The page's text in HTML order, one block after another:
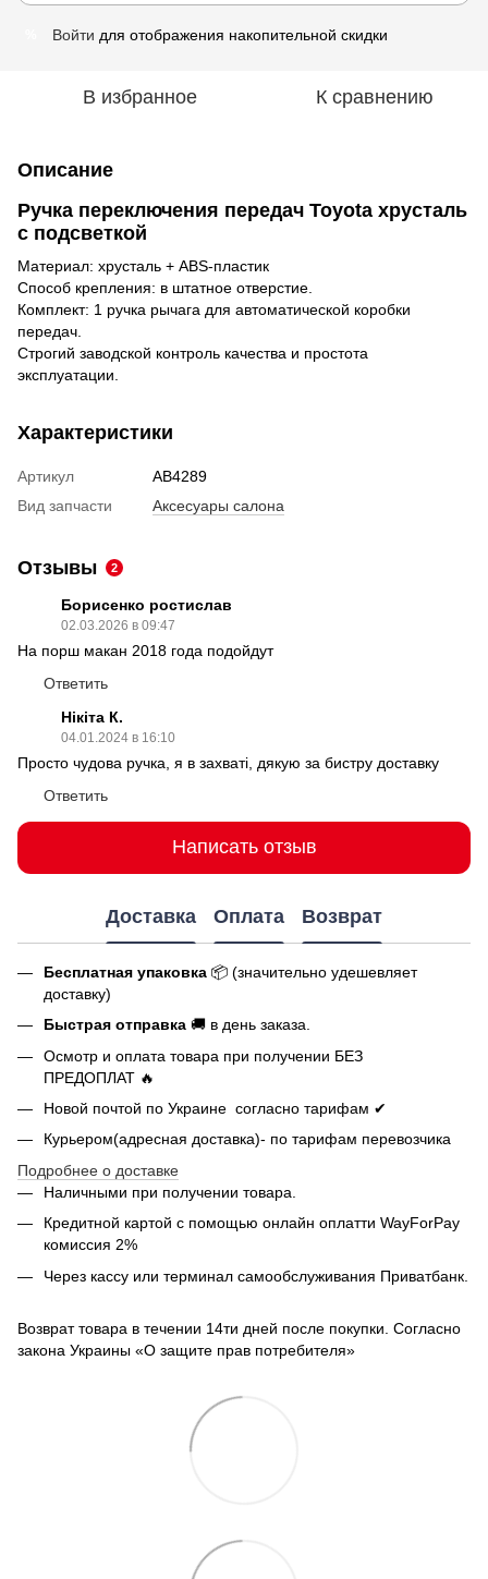
Войти для отображения накопительной скидки
В избранное К сравнению
Описание
Ручка переключения передач Toyota хрусталь
с подсветкой
Материал: хрусталь + ABS-пластик
Способ крепления: в штатное отверстие.
Комплект: 1 ручка рычага для автоматической коробки
передач.
Строгий заводской контроль качества и простота
эксплуатации.
Характеристики
Артикул
AB4289
Вид запчасти
Аксесуары салона
Отзывы 2
Борисенко ростислав
02.03.2026 в 09:47
На порш макан 2018 года подойдут
Ответить
Нікіта К.
04.01.2024 в 16:10
Просто чудова ручка, я в захваті, дякую за бистру доставку
Ответить
Написать отзыв
Доставка Оплата Возврат
Бесплатная упаковка 📦 (значительно удешевляет
доставку)
Быстрая отправка 🚚 в день заказа.
Осмотр и оплата товара при получении БЕЗ
ПРЕДОПЛАТ 🔥
Новой почтой по Украине согласно тарифам ✔
Курьером(адресная доставка)- по тарифам перевозчика
Подробнее о доставке
Наличными при получении товара.
Кредитной картой с помощью онлайн оплатти WayForPay
комиссия 2%
Через кассу или терминал самообслуживания Приватбанк.
Возврат товара в течении 14ти дней после покупки. Согласно
закона Украины «О защите прав потребителя»